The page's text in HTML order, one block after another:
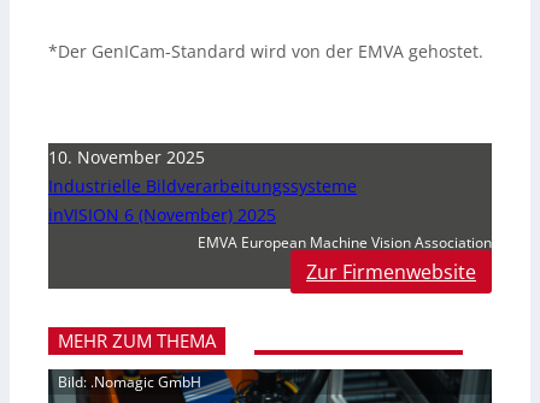
*Der GenICam-Standard wird von der EMVA gehostet.
10. November 2025
Industrielle Bildverarbeitungssysteme
inVISION 6 (November) 2025
EMVA European Machine Vision Association
Zur Firmenwebsite
MEHR ZUM THEMA
Bild: .Nomagic GmbH